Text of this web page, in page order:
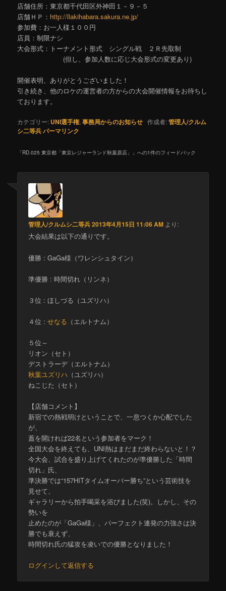
店舗住所：東京都千代田区外神田１－９－５
店舗ＨＰ： http://llakihabara.sakura.ne.jp/
参加費：お一人様１００円
店員：制限ナシ
大会形式：トーナメント形式 シングル戦 ２Ｒ先取制
(但し、参加人数に応じ大会形式の変更あり)
開催表明、ありがとうございました！
引き続き、他のロケの運営者の方からの大会開催情報をお待ちし
ております。
カテゴリー: UNI選手権,事務局からのお知らせ 作成者:管理人/クルム
シ二等兵パーマリンク
「RD.025 東京都「東京レジャーランド秋葉原店」 」への1件のフィードバック
管理人/クルムシ二等兵2013年4月15日 11:06 AM より:
大会結果は以下の通りです。
優勝 : GaGa様（ワレンシュタイン）
準優勝 : 時間切れ（リンネ）
３位 : ほしづる（ユズリハ）
４位 :せなる （エルトナム）
５位～
リオン（セト）
デストラーデ（エルトナム）
秋葉ユズリハ （ユズリハ）
ねこじた（セト）
【店舗コメント】
新宿での熱戦明けということで、一息つくか心配でした
が、
蓋を開ければ22名という参加者をマーク！
全国大会を終えても、UNI熱はまだまだ終わらないと！？
今大会、試合を盛り上げてくれたのが準優勝した「時間
切れ」氏、
準決勝では“157HITタイムオーバー勝ち”という芸術技を
見せて、
ギャラリーから拍手喝采を浴びました(笑)。しかし、その
勢いを
止めたのが「GaGa様」、パーフェクト連発の力強さは決
勝でも衰えず、
時間切れ氏の猛攻を凌いでの優勝となりました！
ログインして返信する